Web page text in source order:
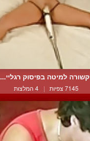
קשורה למיטה בפיסוק רגליי...
7145 צפיות | 4 המלצות